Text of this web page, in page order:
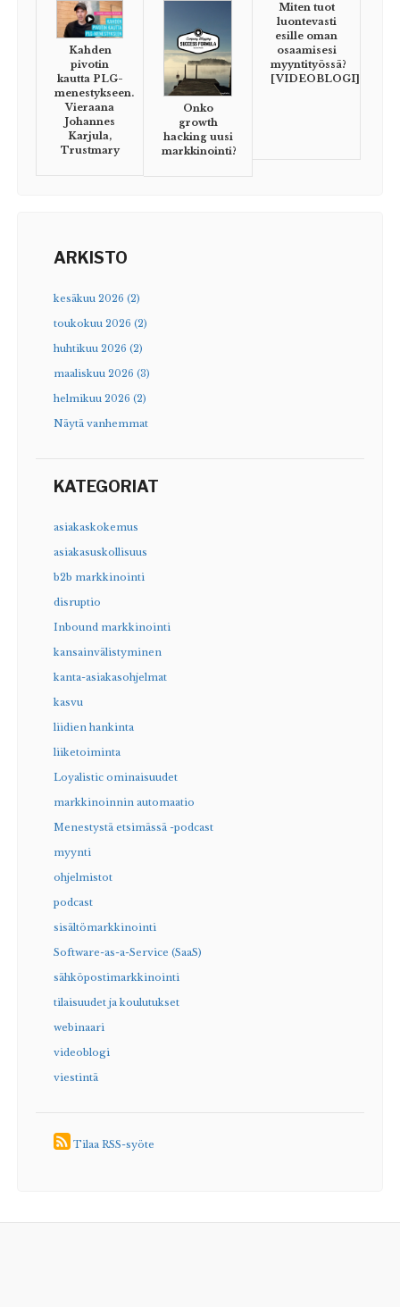
Kahden
pivotin
kautta PLG-
menestykseen.
Vieraana
Johannes
Karjula,
Trustmary
Onko
growth
hacking uusi
markkinointi?
Miten tuot
luontevasti
esille oman
osaamisesi
myyntityössä?
[VIDEOBLOGI]
ARKISTO
kesäkuu 2026 (2)
toukokuu 2026 (2)
huhtikuu 2026 (2)
maaliskuu 2026 (3)
helmikuu 2026 (2)
Näytä vanhemmat
KATEGORIAT
asiakaskokemus
asiakasuskollisuus
b2b markkinointi
disruptio
Inbound markkinointi
kansainvälistyminen
kanta-asiakasohjelmat
kasvu
liidien hankinta
liiketoiminta
Loyalistic ominaisuudet
markkinoinnin automaatio
Menestystä etsimässä -podcast
myynti
ohjelmistot
podcast
sisältömarkkinointi
Software-as-a-Service (SaaS)
sähköpostimarkkinointi
tilaisuudet ja koulutukset
webinaari
videoblogi
viestintä
Tilaa RSS-syöte